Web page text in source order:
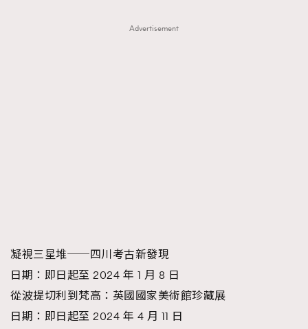
Advertisement
凝視三星堆──四川考古新發現
日期：即日起至 2024 年 1 月 8 日
從波提切利到梵高：英國國家美術館珍藏展
日期：即日起至 2024 年 4 月 11 日